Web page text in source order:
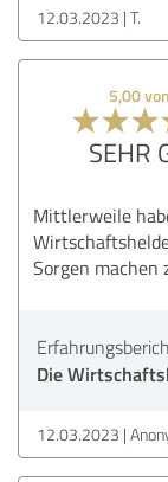
12.03.2023 T.
5,00
SEHR
Mittlerweile
Sorgen machen
Die
12.03.2023